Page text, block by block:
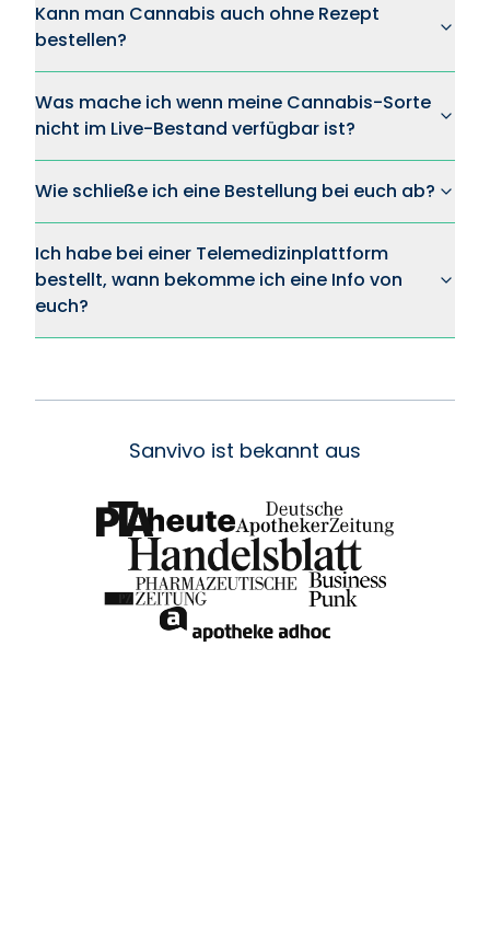
Kann man Cannabis auch ohne Rezept
bestellen?
Was mache ich wenn meine Cannabis-Sorte
nicht im Live-Bestand verfügbar ist?
Wie schließe ich eine Bestellung bei euch ab?
Ich habe bei einer Telemedizinplattform
bestellt, wann bekomme ich eine Info von
euch?
Sanvivo ist bekannt aus